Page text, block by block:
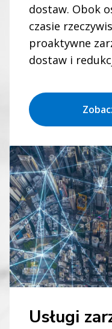
dostaw. Obok
czasie
proaktywne
dostaw i
Usługi